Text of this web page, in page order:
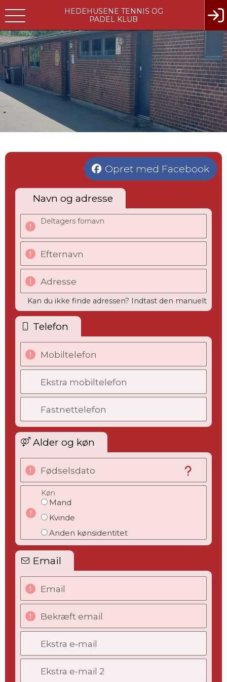
HEDEHUSENE TENNIS OG
PADEL KLUB
Opret med Facebook
Navn og adresse
Deltagers fornavn
Efternavn
Adresse
Kan du ikke finde adressen? Indtast den manuelt
Telefon
Mobiltelefon
Ekstra mobiltelefon
Fastnettelefon
Alder og køn
Fødselsdato
Køn
Mand
Kvinde
Anden kønsidentitet
Email
Email
Bekræft email
Ekstra e-mail
Ekstra e-mail 2